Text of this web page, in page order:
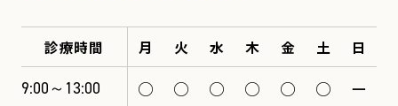
診療時間 月 火 水 木 金 土 日
9:00～13:00 ○ ○ ○ ○ ○ ○ ー